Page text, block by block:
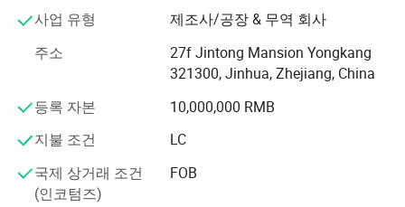
미국, 캐나다, 영국, 러시아, 필리핀, 일본, 독일, 이탈리아, 호
주, 프랑스, 두바이, 브라질, 멕시코, 우크라이나 등 남미, 아
프리카, 중동 국가 및 지역
및 합리적인 가격으로 패셔너블한 새로운. 원스톱 서비스
를 제공합니다.
매년 우리는 국내외 전시회에 참석합니다. 전 세계의 신규
사업 유형
제조사/공장 & 무역 회사
주소
27f Jintong Mansion Yongkang
321300, Jinhua, Zhejiang, China
등록 자본
10,000,000 RMB
지불 조건
LC
국제 상거래 조건
(인코텀즈)
FOB